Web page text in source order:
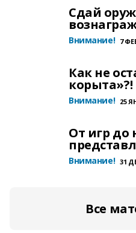
Сдай
Внимание! 7
Как не
корыта»?!
Внимание! 25
От игр до
Внимание! 31
Все